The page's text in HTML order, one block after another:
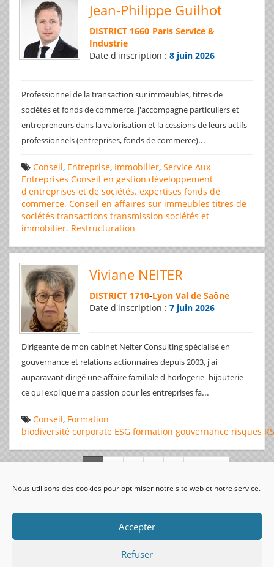
Nous utilisons des cookies pour optimiser notre site web et notre service.
Accepter
Refuser
Jean-Philippe Guilhot
DISTRICT 1660-Paris Service &
Industrie
Date d'inscription : 8 juin 2026
Professionnel de la transaction sur immeubles, titres de
sociétés et fonds de commerce, j'accompagne particuliers et
entrepreneurs dans la valorisation et la cessions de leurs actifs
professionnels (entreprises, fonds de commerce)...
Conseil, Entreprise, Immobilier, Service Aux
Entreprises Conseil en gestion développement
d'entreprises et de sociétés. expertises fonds de
commerce. Conseil en affaires sur immeubles titres de
sociétés transactions transmission sociétés et
immobilier. Restructuration
Viviane NEITER
DISTRICT 1710-Lyon Val de Saône
Date d'inscription : 7 juin 2026
Dirigeante de mon cabinet Neiter Consulting spécialisé en
gouvernance et relations actionnaires depuis 2003, j'ai
auparavant dirigé une affaire familiale d'horlogerie- bijouterie
ce qui explique ma passion pour les entreprises fa...
Conseil, Formation
biodiversité corporate ESG formation gouvernance risques
visiteurs uniques: